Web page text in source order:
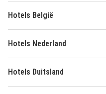
Hotels België
Hotels Nederland
Hotels Duitsland